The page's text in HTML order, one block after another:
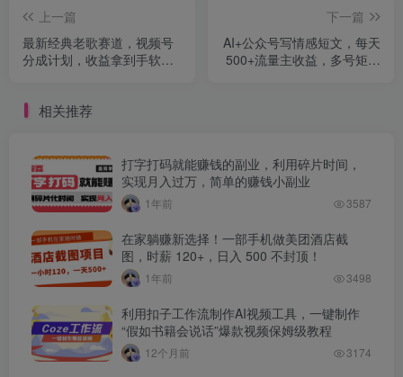
上一篇
最新经典老歌赛道，视频号
分成计划，收益拿到手软，
下一篇
AI+公众号写情感短文，每天
500+流量主收益，多号矩阵
相关推荐
打字打码就能赚钱的副业，利用碎片时间，
实现月入过万，简单的赚钱小副业
1年前 3587
在家躺赚新选择！一部手机做美团酒店截
图，时薪 120+，日入 500 不封顶！
1年前 3498
利用扣子工作流制作AI视频工具，一键制作
“假如书籍会说话”爆款视频保姆级教程
12个月前 3174